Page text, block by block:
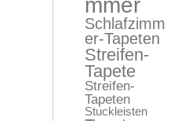
mmer
Schlafzimm
er-Tapeten
Streifen-
Tapete
Streifen-
Tapeten
Stuckleisten